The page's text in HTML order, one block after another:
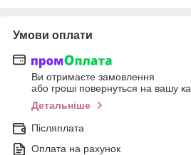
Умови оплати
Ви отримаєте замовлення
або гроші повернуться на вашу
Детальніше
Післяплата
Оплата на рахунок